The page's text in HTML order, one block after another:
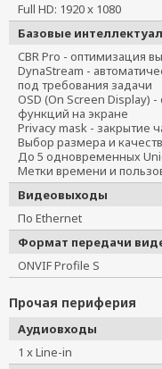
Full HD: 1920 x 1080
Базовые
CBR Pro - оптимизация
DynaStream -
под требования задачи
OSD (On Screen
функций на экране
Privacy mask - закрытие
Выбор размера и
До 5 одновременных
Метки времени и
Видеовыходы
По Ethernet
Формат передачи
ONVIF Profile S
Прочая периферия
Аудиовходы
1 x Line-in